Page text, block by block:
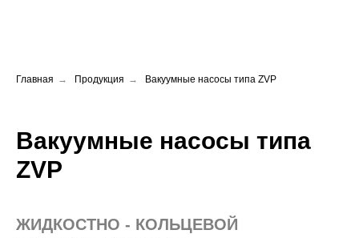
Главная → Продукция → Вакуумные насосы типа ZVP
Вакуумные насосы типа
ZVP
ЖИДКОСТНО - КОЛЬЦЕВОЙ